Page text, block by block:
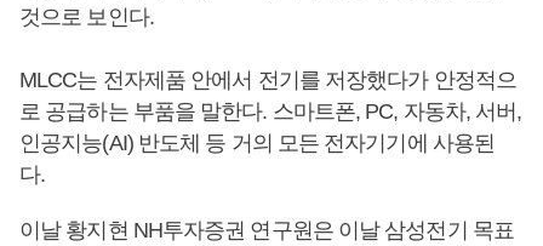
것으로 보인다.
MLCC는 전자제품 안에서 전기를 저장했다가 안정적으
로 공급하는 부품을 말한다. 스마트폰, PC, 자동차, 서버,
인공지능(AI) 반도체 등 거의 모든 전자기기에 사용된
다.
이날 황지현 NH투자증권 연구원은 이날 삼성전기 목표